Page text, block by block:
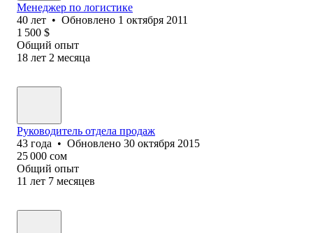
Менеджер по логистике
40 лет • Обновлено 1 октября 2011
1 500 $
Общий опыт
18 лет 2 месяца
Руководитель отдела продаж
43 года • Обновлено 30 октября 2015
25 000 сом
Общий опыт
11 лет 7 месяцев